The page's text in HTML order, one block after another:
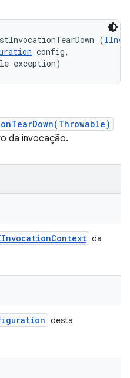
(
config,
exception)
da invocação.
Context da
desta